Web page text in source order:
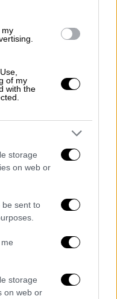
my
of my
with the
storage
on web or
be sent to
storage
on web or
ενώνει τα Σύβοτα
, το οποίο
νησί των
της παραλίας
της
από την
τα
ισθμός
δημιουργεί
μπορεί να
νησί γίνεται